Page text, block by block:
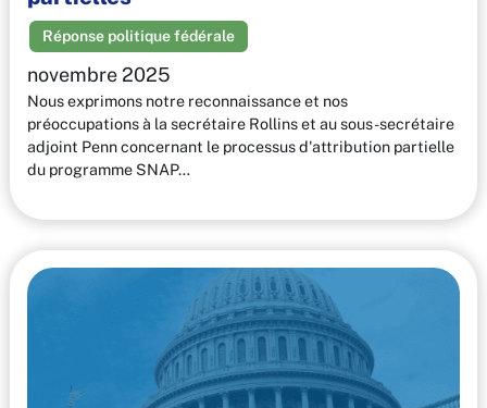
Réponse politique fédérale
novembre 2025
Nous exprimons notre reconnaissance et nos
préoccupations à la secrétaire Rollins et au sous-secrétaire
adjoint Penn concernant le processus d'attribution partielle
du programme SNAP…